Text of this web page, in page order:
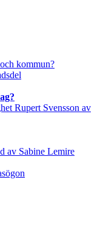
kommun?
Rupert Svensson av
av Sabine Lemire